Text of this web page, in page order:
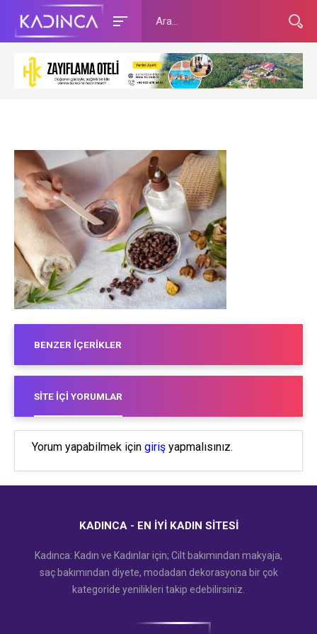
BENZER İÇERIKLER
SITE İÇI YORUMLAR
Yorum yapabilmek için giriş yapmalısınız.
KADINCA - EN İYI KADIN SITESI
Kadınca: Kadın ve Kadınlar için; Cilt bakımından makyaja,
saç bakımından diyete, modadan dekorasyona bir çok
kategoride yenilikleri takip edebilirsiniz.